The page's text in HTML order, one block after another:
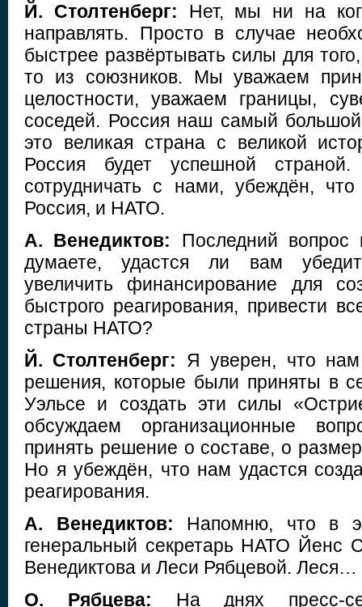
Й. Столтенберг: Нет, мы ни на
направлять. Просто в случае
быстрее развёртывать силы для
то из союзников. Мы уважаем
целостности, уважаем границы,
соседей. Россия наш самый
это великая страна с великой
Россия будет успешной
сотрудничать с нами, убеждён,
Россия, и НАТО.
А. Венедиктов: Последний
думаете, удастся ли вам
увеличить финансирование для
быстрого реагирования, привести
страны НАТО?
Й. Столтенберг: Я уверен, что нам
решения, которые были приняты в
Уэльсе и создать эти силы
обсуждаем организационные
принять решение о составе, о
Но я убеждён, что нам удастся
реагирования.
А. Венедиктов: Напомню, что в
генеральный секретарь НАТО Йенс
Венедиктова и Леси Рябцевой. Леся…
О. Рябцева: На днях пресс-